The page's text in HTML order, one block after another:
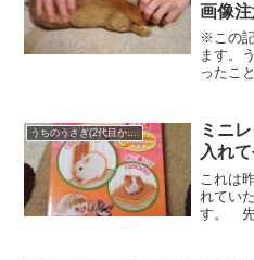
画像注
※この
ます。
ったこ
ん。草
うちのうさぎ(2代目かがり)
ミニ
入れ
これは
れてい
す。 先
トヒー